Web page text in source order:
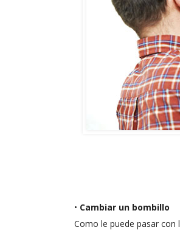
• Cambiar un bombillo
Como le puede pasar con